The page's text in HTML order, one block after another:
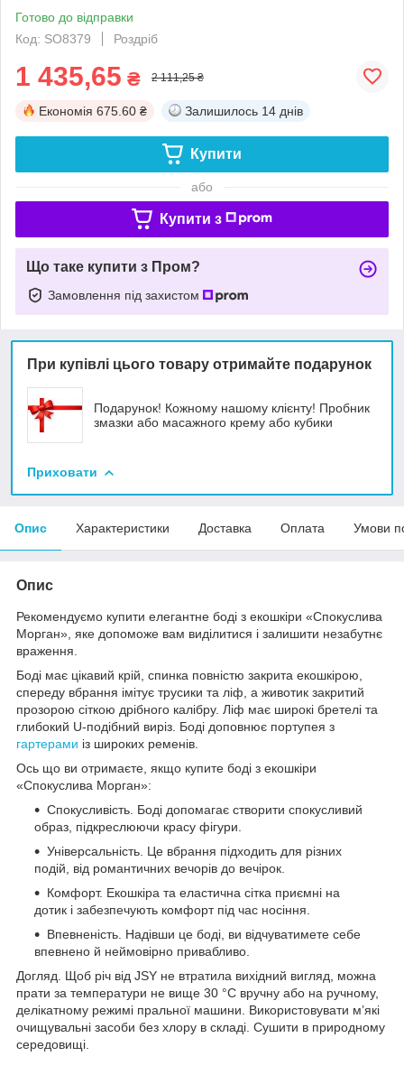
Готово до відправки
Код: SO8379
Роздріб
1 435,65 ₴ 2 111,25 ₴
Економія 675.60 ₴ Залишилось 14 днів
Купити
або
Купити з
Що таке купити з Пром?
Замовлення під захистом
При купівлі цього товару отримайте подарунок
Подарунок! Кожному нашому клієнту! Пробник
змазки або масажного крему або кубики
Приховати
Опис Характеристики Доставка Оплата Умови
Опис
Рекомендуємо купити елегантне боді з екошкіри «Спокуслива
Морган», яке допоможе вам виділитися і залишити незабутнє
враження.
Боді має цікавий крій, спинка повністю закрита екошкірою,
спереду вбрання імітує трусики та ліф, а животик закритий
прозорою сіткою дрібного калібру. Ліф має широкі бретелі та
глибокий U-подібний виріз. Боді доповнює портупея з
гартерами із широких ременів.
Ось що ви отримаєте, якщо купите боді з екошкіри
«Спокуслива Морган»:
Спокусливість. Боді допомагає створити спокусливий
образ, підкреслюючи красу фігури.
Універсальність. Це вбрання підходить для різних
подій, від романтичних вечорів до вечірок.
Комфорт. Екошкіра та еластична сітка приємні на
дотик і забезпечують комфорт під час носіння.
Впевненість. Надівши це боді, ви відчуватимете себе
впевнено й неймовірно привабливо.
Догляд. Щоб річ від JSY не втратила вихідний вигляд, можна
прати за температури не вище 30 °C вручну або на ручному,
делікатному режимі пральної машини. Використовувати м’які
очищувальні засоби без хлору в складі. Сушити в природному
середовищі.